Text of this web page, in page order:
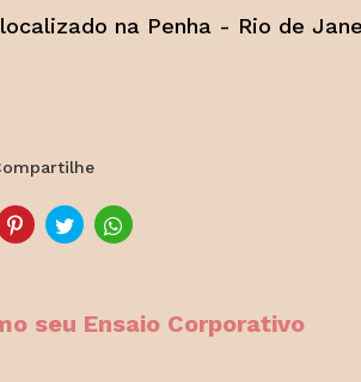
na Penha - Rio de
seu Ensaio Corporativo